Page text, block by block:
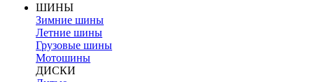
ШИНЫ
Зимние шины
Летние шины
Грузовые шины
Мотошины
ДИСКИ